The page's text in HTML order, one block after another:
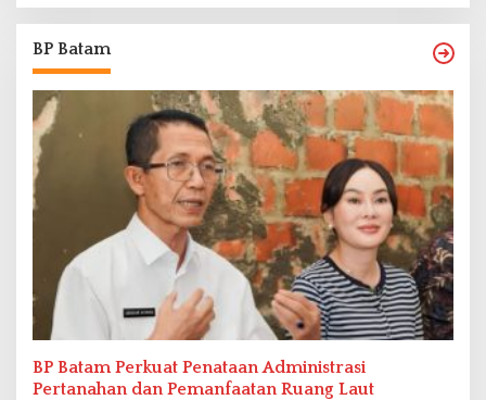
BP Batam
BP Batam Perkuat Penataan Administrasi
Pertanahan dan Pemanfaatan Ruang Laut